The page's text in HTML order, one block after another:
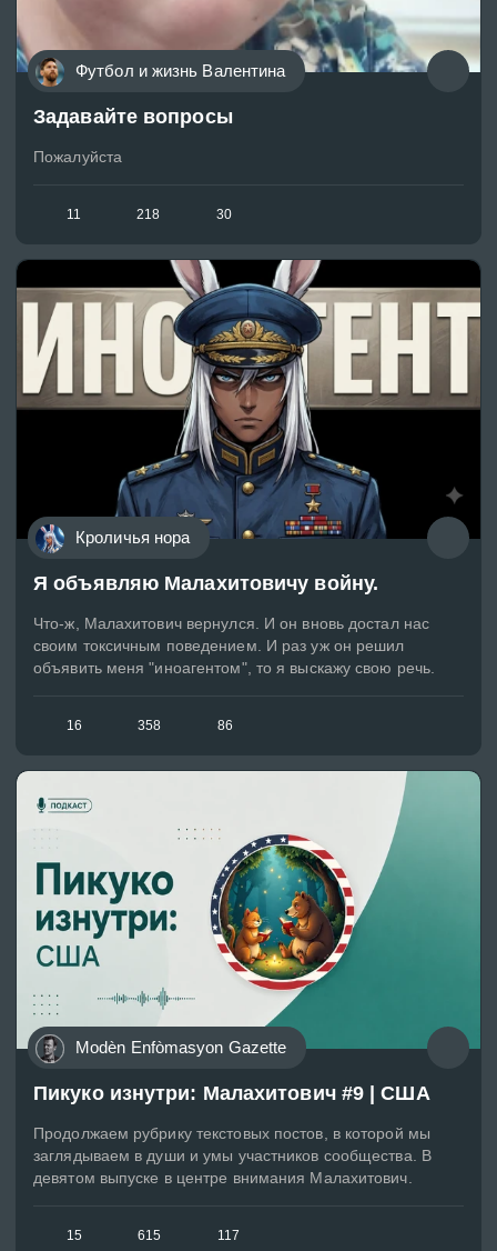
Футбол и жизнь Валентина
Задавайте вопросы
Пожалуйста
11 218 30
Кроличья нора
Я объявляю Малахитовичу войну.
Что-ж, Малахитович вернулся. И он вновь достал нас
своим токсичным поведением. И раз уж он решил
объявить меня "иноагентом", то я выскажу свою речь.
16 358 86
Modèn Enfòmasyon Gazette
Пикуко изнутри: Малахитович #9 | США
Продолжаем рубрику текстовых постов, в которой мы
заглядываем в души и умы участников сообщества. В
девятом выпуске в центре внимания Малахитович.
15 615 117